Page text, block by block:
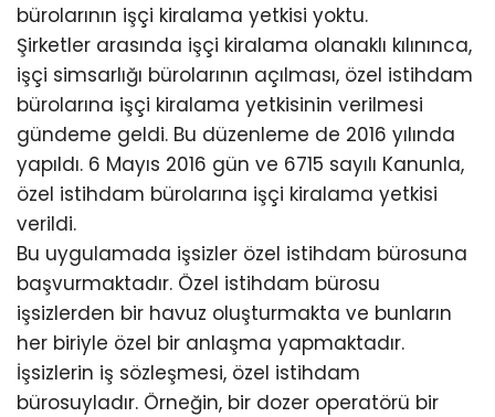
bürolarının işçi kiralama yetkisi yoktu.
Şirketler arasında işçi kiralama olanaklı kılınınca,
işçi simsarlığı bürolarının açılması, özel istihdam
bürolarına işçi kiralama yetkisinin verilmesi
gündeme geldi. Bu düzenleme de 2016 yılında
yapıldı. 6 Mayıs 2016 gün ve 6715 sayılı Kanunla,
özel istihdam bürolarına işçi kiralama yetkisi
verildi.
Bu uygulamada işsizler özel istihdam bürosuna
başvurmaktadır. Özel istihdam bürosu
işsizlerden bir havuz oluşturmakta ve bunların
her biriyle özel bir anlaşma yapmaktadır.
İşsizlerin iş sözleşmesi, özel istihdam
bürosuyladır. Örneğin, bir dozer operatörü bir